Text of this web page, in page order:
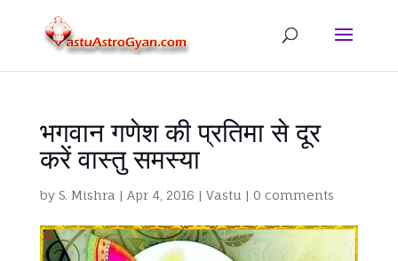
भगवान गणेश की प्रतिमा से दूर
करें वास्तु समस्या
by S. Mishra | Apr 4, 2016 | Vastu | 0 comments